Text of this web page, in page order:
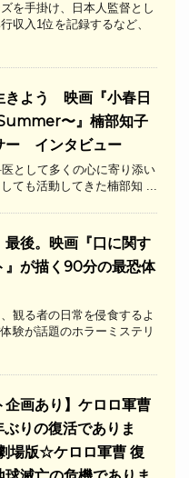
ズを手掛け、日本人監督とし
収入1位を記録するなど、
きよう 映画『小春日
〜』楠部知子
ー インタビュー
として多くの心に寄り添い
ても活動してきた楠部知 ...
最後。映画『口に関す
』が描く90分の最恐体
観る者の日常を侵食するよ
験が話題のホラーミステリ
企画あり】ケロロ軍曹
ぶりの復活でありま
場版☆ケロロ軍曹 復